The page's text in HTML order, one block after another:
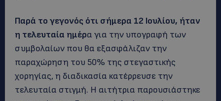
Παρά το γεγονός ότι σήμερα 12 Ιουλίου, ήταν
η τελευταία ημέρα για την υπογραφή των
συμβολαίων που θα εξασφάλιζαν την
παραχώρηση του 50% της στεγαστικής
χορηγίας, η διαδικασία κατέρρευσε την
τελευταία στιγμή. Η αιτήτρια παρουσιάστηκε